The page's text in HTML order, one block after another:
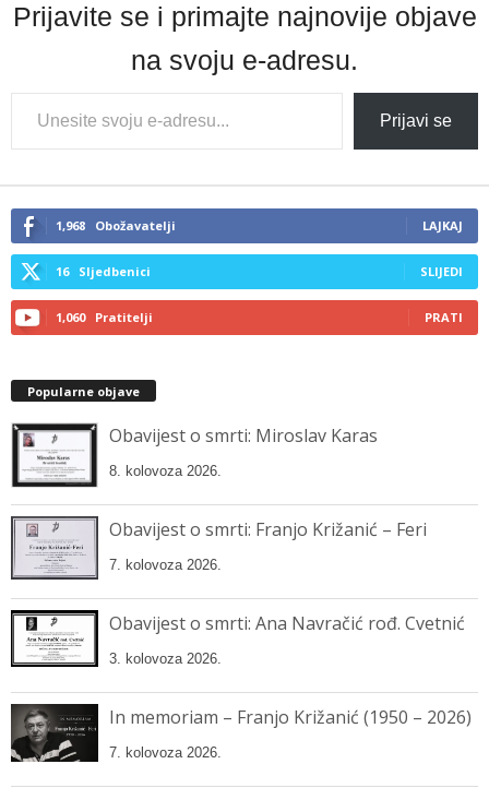
Prijavite se i primajte najnovije objave
na svoju e-adresu.
Type
your
email…
Prijavi se
1,968 Obožavatelji LAJKAJ
16 Sljedbenici SLIJEDI
1,060 Pratitelji PRATI
Popularne objave
Obavijest o smrti: Miroslav Karas
8. kolovoza 2026.
Obavijest o smrti: Franjo Križanić – Feri
7. kolovoza 2026.
Obavijest o smrti: Ana Navračić rođ. Cvetnić
3. kolovoza 2026.
In memoriam – Franjo Križanić (1950 – 2026)
7. kolovoza 2026.